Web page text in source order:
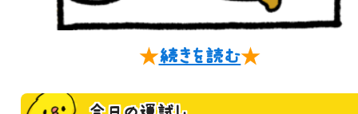
★続きを読む★